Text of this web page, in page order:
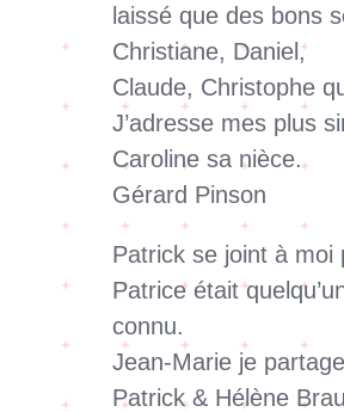
laissé que des bons
Christiane, Daniel,
Claude, Christophe
J’adresse mes plus
Caroline sa nièce.
Gérard Pinson
Patrick se joint à moi
Patrice était
connu.
Jean-Marie je
Patrick & Hélène